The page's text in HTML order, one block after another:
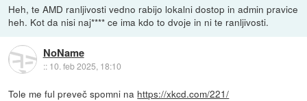
Heh, te AMD ranljivosti vedno rabijo lokalni dostop in admin pravice
heh. Kot da nisi naj**** ce ima kdo to dvoje in ni te ranljivosti.
NoName
:: 10. feb 2025, 18:10
Tole me ful preveč spomni na https://xkcd.com/221/